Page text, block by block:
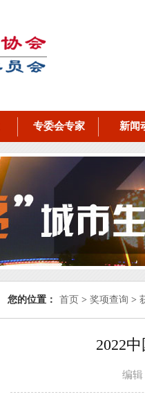
专委会专家 新闻
您的位置： 首页 > 奖项查询 >
2022
编辑